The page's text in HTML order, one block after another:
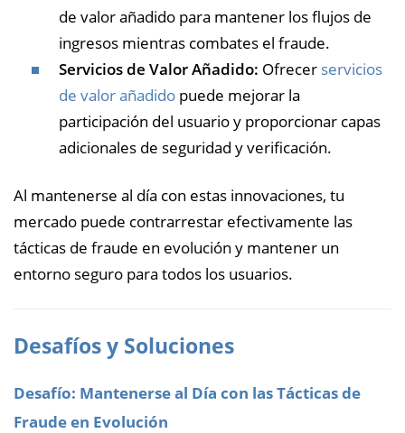
de valor añadido para mantener los flujos de
ingresos mientras combates el fraude.
Servicios de Valor Añadido: Ofrecer servicios
de valor añadido puede mejorar la
participación del usuario y proporcionar capas
adicionales de seguridad y verificación.
Al mantenerse al día con estas innovaciones, tu
mercado puede contrarrestar efectivamente las
tácticas de fraude en evolución y mantener un
entorno seguro para todos los usuarios.
Desafíos y Soluciones
Desafío: Mantenerse al Día con las Tácticas de
Fraude en Evolución